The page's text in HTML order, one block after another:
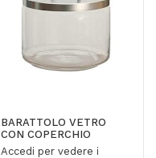
BARATTOLO VETRO
CON COPERCHIO
Accedi per vedere i